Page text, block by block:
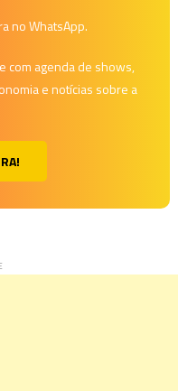
no WhatsApp.
com agenda de shows,
e notícias sobre a